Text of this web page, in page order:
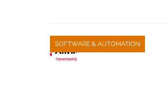
SOFTWARE & AUTOMATION